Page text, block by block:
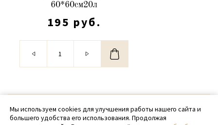
60*60см20л
195 руб.
© 2020 - 2026 SamPack
Мы используем cookies для улучшения работы нашего сайта и
большего удобства его использования. Продолжая